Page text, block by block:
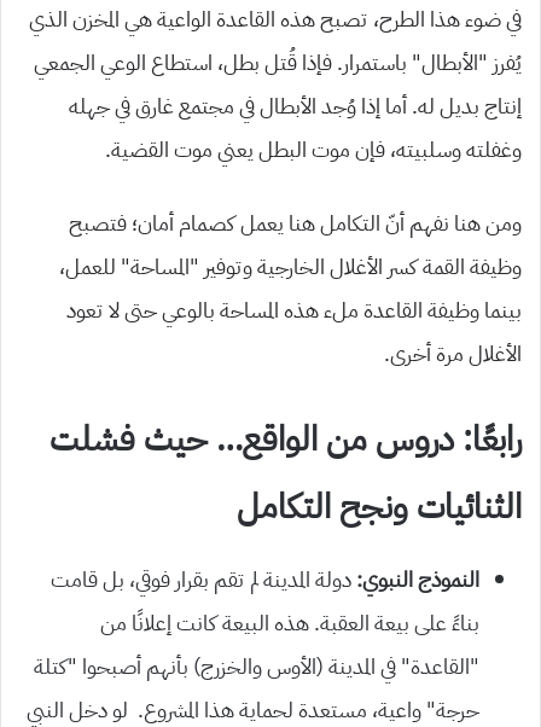
في ضوء هذا الطرح، تصبح هذه القاعدة الواعية هي المخزن الذي
يُفرز “الأبطال” باستمرار. فإذا قُتل بطل، استطاع الوعي الجمعي
إنتاج بديل له. أما إذا وُجد الأبطال في مجتمع غارق في جهله
وغفلته وسلبيته، فإن موت البطل يعني موت القضية.
ومن هنا نفهم أنّ التكامل هنا يعمل كصمام أمان؛ فتصبح
وظيفة القمة كسر الأغلال الخارجية وتوفير “المساحة” للعمل،
بينما وظيفة القاعدة ملء هذه المساحة بالوعي حتى لا تعود
الأغلال مرة أخرى.
رابعًا: دروس من الواقع… حيث فشلت
الثنائيات ونجح التكامل
النموذج النبوي:دولة المدينة لم تقم بقرار فوقي، بل قامت
بناءً على بيعة العقبة. هذه البيعة كانت إعلانًا من
“القاعدة” في المدينة (الأوس والخزرج) بأنهم أصبحوا “كتلة
حرجة” واعية، مستعدة لحماية هذا المشروع. لو دخل النبي